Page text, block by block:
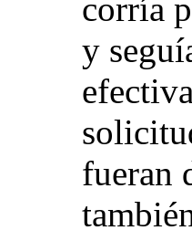
corría
y
fueran